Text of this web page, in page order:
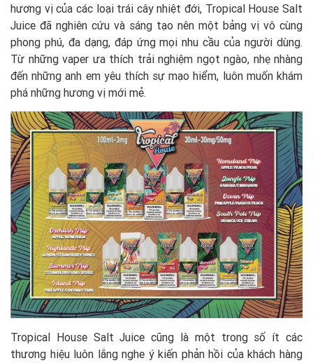
hương vị của các loại trái cây nhiệt đới, Tropical House Salt
Juice đã nghiên cứu và sáng tạo nên một bảng vị vô cùng
phong phú, đa dạng, đáp ứng mọi nhu cầu của người dùng.
Từ những vaper ưa thích trải nghiệm ngọt ngào, nhẹ nhàng
đến những anh em yêu thích sự mạo hiểm, luôn muốn khám
phá những hương vị mới mẻ.
Tropical House Salt Juice cũng là một trong số ít các
thương hiệu luôn lắng nghe ý kiến phản hồi của khách hàng